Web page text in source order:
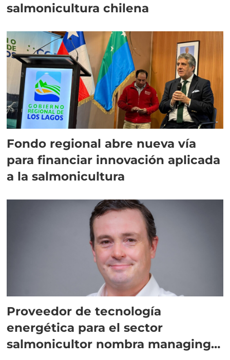
salmonicultura chilena
Fondo regional abre nueva vía
para financiar innovación aplicada
a la salmonicultura
Proveedor de tecnología
energética para el sector
salmonicultor nombra managing